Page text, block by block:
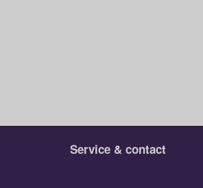
Service & contact